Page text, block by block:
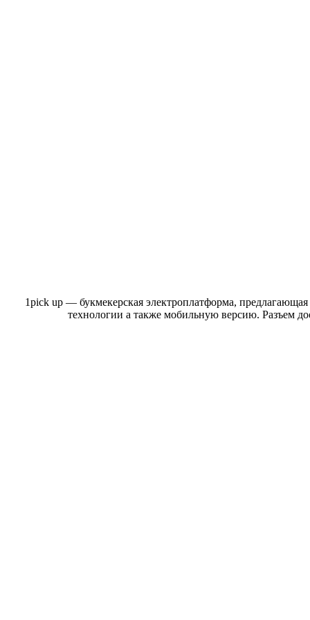
1pick up — букмекерская электроплатформа,
технологии а также мобильную версию. Разъем